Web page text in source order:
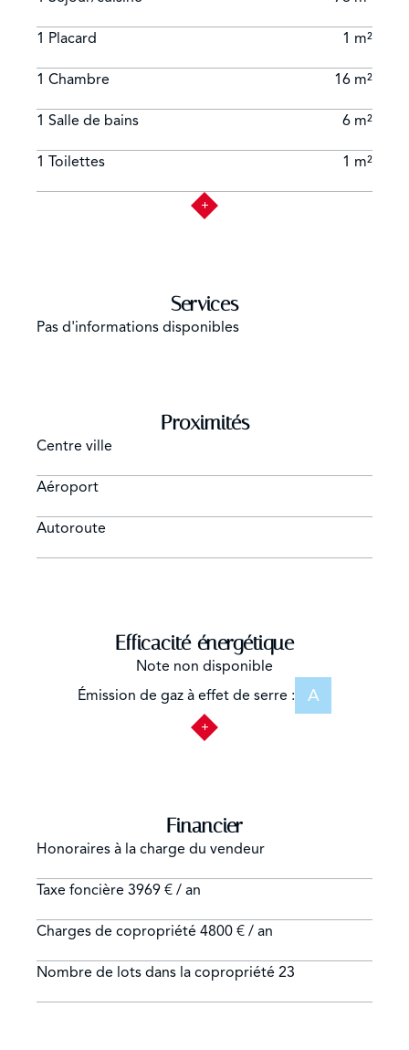
1 Placard 1 m²
1 Chambre 16 m²
1 Salle de bains 6 m²
1 Toilettes 1 m²
Services
Pas d'informations disponibles
Proximités
Centre ville
Aéroport
Autoroute
Efficacité énergétique
Note non disponible
Émission de gaz à effet de serre :
A
Financier
Honoraires à la charge du vendeur
Taxe foncière 3969 € / an
Charges de copropriété 4800 € / an
Nombre de lots dans la copropriété 23